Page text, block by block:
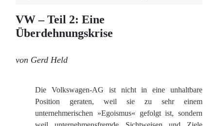
VW – Teil 2: Eine
Überdehnungskrise
von Gerd Held
Die Volkswagen-AG ist nicht in eine unhaltbare
Position geraten, weil sie zu sehr einem
unternehmerischen »Egoismus« gefolgt ist, sondern